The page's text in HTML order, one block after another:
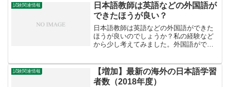
められている今の状況でぴったりの仕事
だと思います。そこで、オ...
試験関連情報
日本語教師は英語などの外国語が
できたほうが良い？
日本語教師は英語などの外国語ができた
ほうが良いのでしょうか？私の経験など
から少し考えてみました。外国語ができ
はできます。実際、日本語教師の求人を
見ると、外国語能力が必要...
試験関連情報
【増加】最新の海外の日本語学習
者数（2018年度）